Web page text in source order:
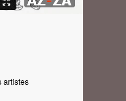
artistes